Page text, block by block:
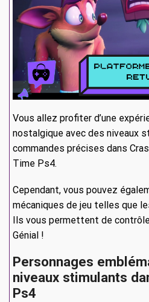
Vous allez profiter d’une
nostalgique avec des niveaux
commandes précises dans
Time Ps4.
Cependant, vous pouvez
mécaniques de jeu telles que
Ils vous permettent de
Génial !
Personnages
niveaux stimulants
Ps4